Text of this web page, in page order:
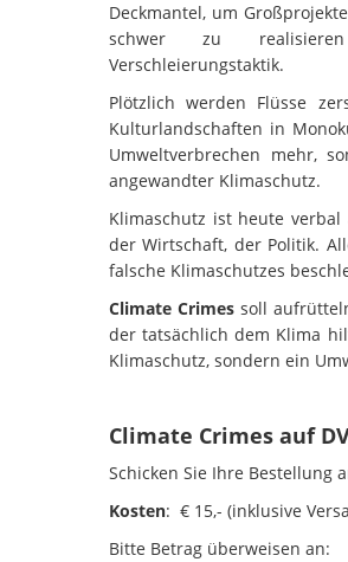
Deckmantel, um
schwer zu
Verschleierungstaktik.
Plötzlich werden Flüsse
Kulturlandschaften in
Umweltverbrechen mehr,
angewandter Klimaschutz.
Klimaschutz ist heute
der Wirtschaft, der Politik.
falsche Klimaschutzes
Climate Crimessoll
der tatsächlich dem Klima
Klimaschutz, sondern ein
Climate Crimes auf
Schicken Sie Ihre Bestellung
Kosten: € 15,- (inklusive
Bitte Betrag überweisen an: